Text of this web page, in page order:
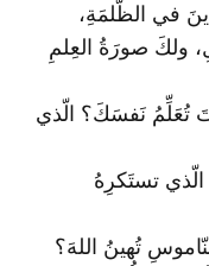
في الظُّلمَةِ،
ولكَ صورَةُ العِلمِ
تُعَلِّمُ نَفسَكَ؟ الّذي
الّذي تستَكرِهُ
تُهينُ اللهَ؟